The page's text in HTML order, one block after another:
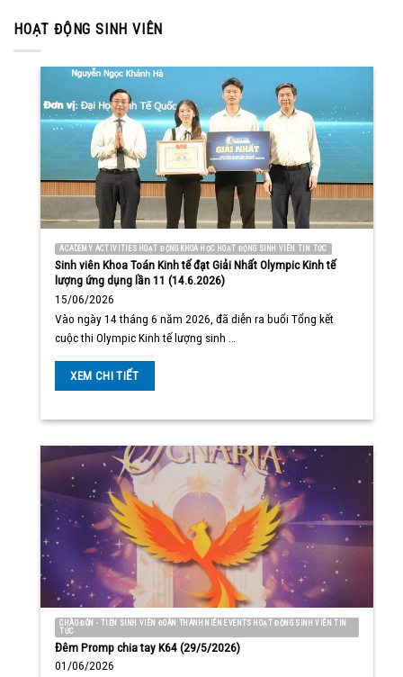
HOẠT ĐỘNG SINH VIÊN
ACADEMY ACTIVITIES HOẠT ĐỘNG KHOA HỌC HOẠT ĐỘNG SINH VIÊN TIN TỨC
Sinh viên Khoa Toán Kinh tế đạt Giải Nhất Olympic Kinh tế
lượng ứng dụng lần 11 (14.6.2026)
15/06/2026
Vào ngày 14 tháng 6 năm 2026, đã diễn ra buổi Tổng kết
cuộc thi Olympic Kinh tế lượng sinh …
XEM CHI TIẾT
CHÀO ĐÓN - TIỄN SINH VIÊN ĐOÀN THANH NIÊN EVENTS HOẠT ĐỘNG SINH VIÊN TIN
TỨC
Đêm Promp chia tay K64 (29/5/2026)
01/06/2026